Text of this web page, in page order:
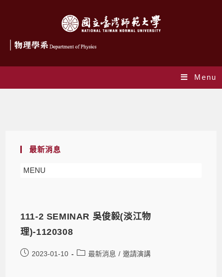
Menu
最新消息
MENU
111-2 SEMINAR 吳俊毅(淡江物
理)-1120308
2023-01-10 最新消息 / 邀請演講